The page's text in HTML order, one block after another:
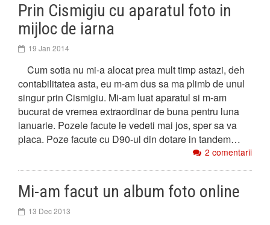
Prin Cismigiu cu aparatul foto in
mijloc de iarna
19 Jan 2014
Cum sotia nu mi-a alocat prea mult timp astazi, deh
contabilitatea asta, eu m-am dus sa ma plimb de unul
singur prin Cismigiu. Mi-am luat aparatul si m-am
bucurat de vremea extraordinar de buna pentru luna
ianuarie. Pozele facute le vedeti mai jos, sper sa va
placa. Poze facute cu D90-ul din dotare in tandem…
2 comentarii
Mi-am facut un album foto online
13 Dec 2013